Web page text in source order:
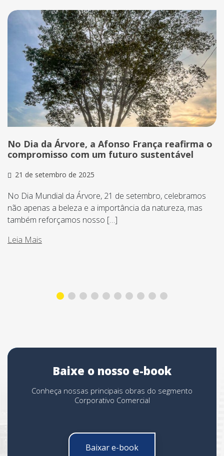
No Dia da Árvore, a Afonso França reafirma o
compromisso com um futuro sustentável
21 de setembro de 2025
No Dia Mundial da Árvore, 21 de setembro, celebramos
não apenas a beleza e a importância da natureza, mas
também reforçamos nosso […]
Leia Mais
Baixe o nosso e-book
Conheça nossas principais obras do segmento
Corporativo Comercial
Baixar e-book